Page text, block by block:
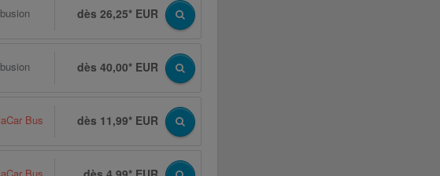
dès 26,25* EUR
dès 40,00* EUR
Bus dès 11,99* EUR